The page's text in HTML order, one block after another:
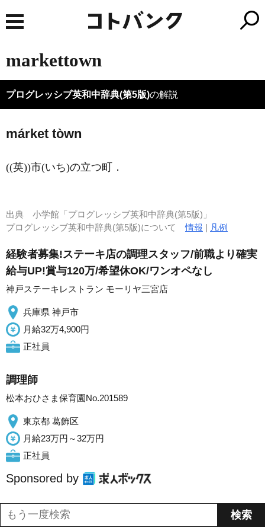
markettown
プログレッシブ英和中辞典(第5版)の解説
márket tòwn
((英))市(いち)の立つ町 ．
出典 小学館「プログレッシブ英和中辞典(第5版)」
プログレッシブ英和中辞典(第5版)について情報 | 凡例
経験者募集!ステーキ店の調理スタッフ/前職より確実
給与UP!賞与120万/希望休OK/ワンオペなし
神戸ステーキレストラン モーリヤ三宮店
兵庫県 神戸市
月給32万4,900円
正社員
調理師
松本おひさま保育園No.201589
東京都 葛飾区
月給23万円～32万円
正社員
Sponsored by